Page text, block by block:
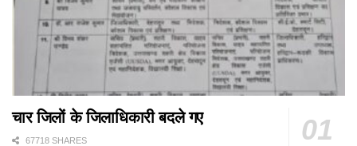
चार जिलों के जिलाधिकारी बदले गए
67718 SHARES